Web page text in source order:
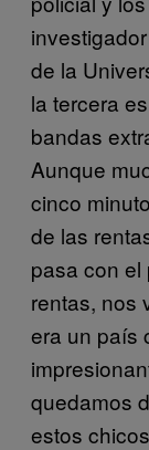
de la
la tercera
bandas
Aunque
cinco
de las
pasa con el
rentas, nos
era un país
quedamos
estos